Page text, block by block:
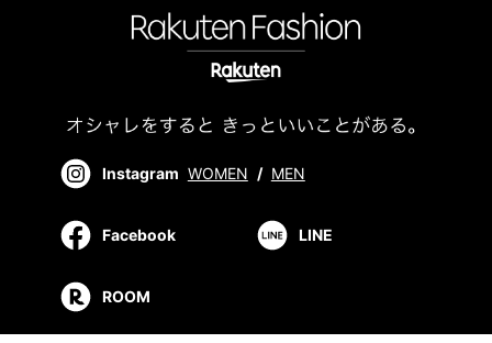
Instagram WOMEN / MEN
Facebook LINE
ROOM